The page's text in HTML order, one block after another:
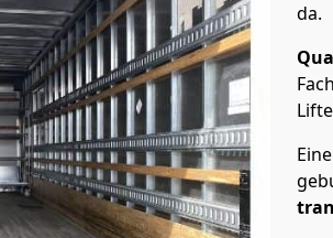
da.